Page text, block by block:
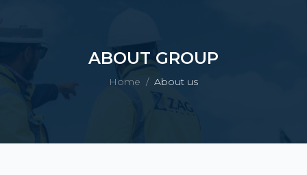
ABOUT GROUP
Home / About us